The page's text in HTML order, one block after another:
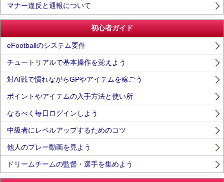
マナー違反と通報について
初心者ガイド
eFootballのシステム要件
チュートリアルで基本操作を覚えよう
対AI戦で慣れながらGPやアイテムを稼ごう
ポイントやアイテムの入手方法と使い所
なるべく毎日ログインしよう
中級者にレベルアップするためのコツ
他人のプレー動画を見よう
ドリームチームの監督・選手を集めよう